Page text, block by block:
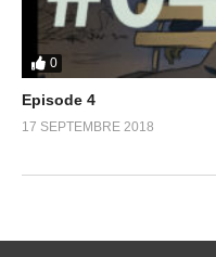
0
Episode 4
17 SEPTEMBRE 2018